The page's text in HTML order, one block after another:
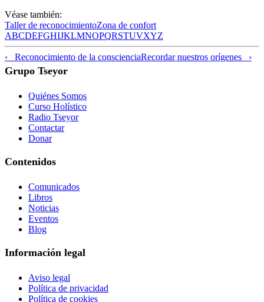
Véase también:
Taller de reconocimientoZona de confort
ABCDEFGHIJKLMNOPQRSTUVXYZ
‹ Reconocimiento de la conscienciaRecordar nuestros orígenes ›
Grupo Tseyor
Quiénes Somos
Curso Holístico
Radio Tseyor
Contactar
Donar
Contenidos
Comunicados
Libros
Noticias
Eventos
Blog
Información legal
Aviso legal
Política de privacidad
Política de cookies